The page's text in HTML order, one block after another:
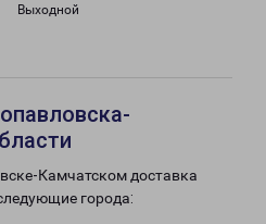
Выходной
Камчатском доставка
города: